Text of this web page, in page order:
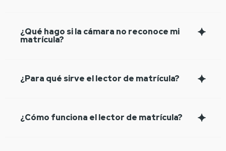
¿Qué hago si la cámara no reconoce mi
matrícula?
¿Para qué sirve el lector de matrícula?
¿Cómo funciona el lector de matrícula?